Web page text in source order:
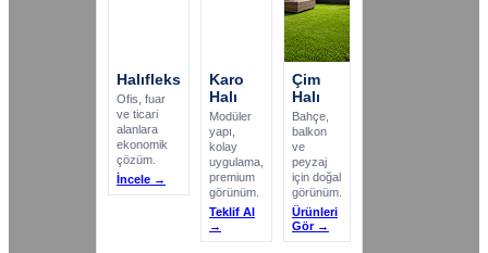
Halıfleks
Ofis, fuar
ve ticari
alanlara
ekonomik
çözüm.
İncele →
Karo
Halı
Modüler
yapı,
kolay
uygulama,
premium
görünüm.
Teklif Al
→
Çim
Halı
Bahçe,
balkon
ve
peyzaj
için doğal
görünüm.
Ürünleri
Gör →